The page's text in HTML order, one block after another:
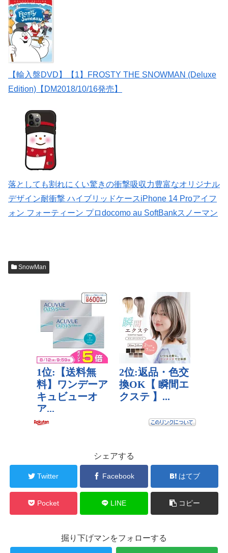
【輸入盤DVD】【1】FROSTY THE SNOWMAN (Deluxe
Edition)【DM2018/10/16発売】
落としても割れにくい驚きの衝撃吸収力豊富なオリジナル
デザイン耐衝撃 ハイブリッドケースiPhone 14 Proアイフ
ォン フォーティーン プロdocomo au SoftBankスノーマン
SnowMan
シェアする
Twitter Facebook はてブ
Pocket LINE コピー
掘り下げマンをフォローする